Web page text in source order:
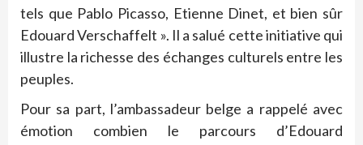
tels que Pablo Picasso, Etienne Dinet, et bien sûr
Edouard Verschaffelt ». Il a salué cette initiative qui
illustre la richesse des échanges culturels entre les
peuples.
Pour sa part, l’ambassadeur belge a rappelé avec
émotion combien le parcours d’Edouard